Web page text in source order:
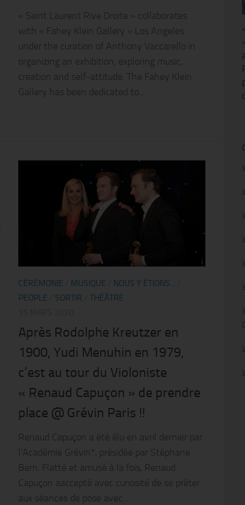
« Saint Laurent Rive Droite » collaborates
with « Fahey Klein Gallery » Los Angeles
under the curation of Anthony Vaccarello in
organizing an exhibition, exploring music,
creation and self-attitude. The Fahey Klein
Gallery has been dedicated to...
CÉRÉMONIE MUSIQUE NOUS Y ÉTIONS...
PEOPLE
SORTIR
THÉÂTRE
Après Rodolphe Kreutzer en
1900, Yudi Menuhin en 1979,
c’est au tour du Violoniste
« Renaud Capuçon » de prendre
place @ Grévin Paris !!
Renaud Capuçon a été élu en avril dernier par
l’Académie Grévin*, présidée par Stéphane
Bern. Flatté et amusé à la fois, Renaud
Capuçon aaccepté avec curiosité de se prêter
aux séances de pose avec...